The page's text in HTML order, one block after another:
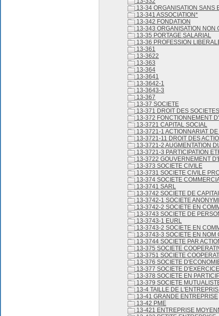
13-34 ORGANISATION SANS
13-341 ASSOCIATION*
13-342 FONDATION
13-343 ORGANISATION NON
13-35 PORTAGE SALARIAL
13-36 PROFESSION
13-361
13-3622
13-363
13-364
13-3641
13-3642-1
13-3643-3
13-367
13-37 SOCIETE
13-371 DROIT DES SOCIETES
13-372 FONCTIONNEMENT
13-3721 CAPITAL SOCIAL
13-3721-1 ACTIONNARIAT
13-3721-11 DROIT DES
13-3721-2 AUGMENTATION
13-3721-3 PARTICIPATION
13-3722 GOUVERNEMENT
13-373 SOCIETE CIVILE
13-3731 SOCIETE CIVILE
13-374 SOCIETE
13-3741 SARL
13-3742 SOCIETE DE
13-3742-1 SOCIETE
13-3742-2 SOCIETE EN
13-3743 SOCIETE DE
13-3743-1 EURL
13-3743-2 SOCIETE EN
13-3743-3 SOCIETE EN NOM
13-3744 SOCIETE PAR
13-375 SOCIETE
13-3751 SOCIETE
13-376 SOCIETE
13-377 SOCIETE
13-378 SOCIETE EN
13-379 SOCIETE
13-4 TAILLE DE
13-41 GRANDE ENTREPRISE
13-42 PME
13-421 ENTREPRISE